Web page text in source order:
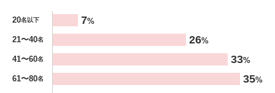
人数
20名以下 7%
21〜40名 26%
41〜60名 33%
61〜80名 35%